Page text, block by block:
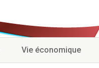
Vie économique